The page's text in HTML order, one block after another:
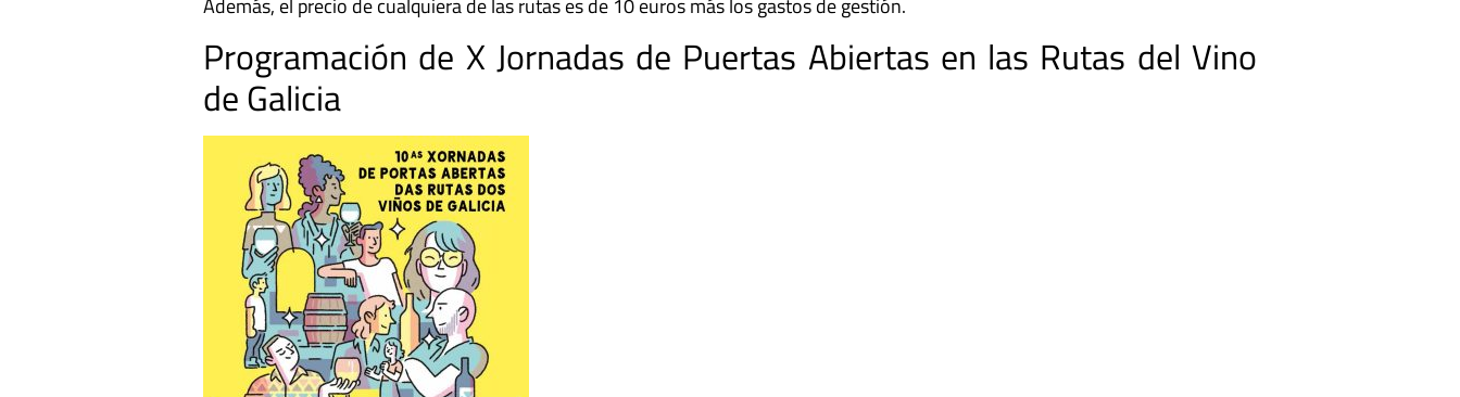
Además, el precio de cualquiera de las rutas es de 10 euros más los gastos de gestión.
Programación de X Jornadas de Puertas Abiertas en las Rutas del Vino
de Galicia